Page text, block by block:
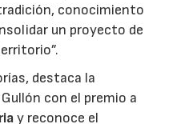
conocimiento
un proyecto de
destaca la
con el premio a
y reconoce el